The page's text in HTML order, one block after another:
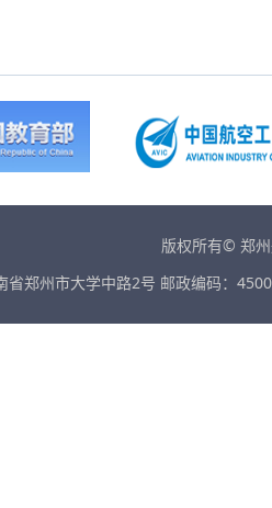
版权所有© 郑
省郑州市大学中路2号 邮政编码：